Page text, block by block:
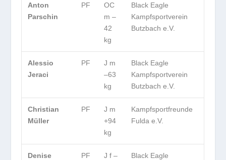
Anton
Parschin
PF
OC
m –
42
kg
Black Eagle
Kampfsportverein
Butzbach e.V.
Alessio
Jeraci
PF
J m
–63
kg
Black Eagle
Kampfsportverein
Butzbach e.V.
Christian
Müller
PF
J m
+94
kg
Kampfsportfreunde
Fulda e.V.
Denise
PF
J f –
Black Eagle